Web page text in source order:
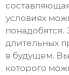
условиях
понадобятся.
длительных
в будущем.
которого